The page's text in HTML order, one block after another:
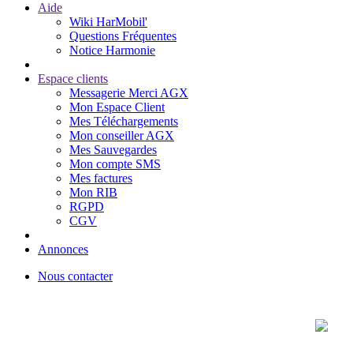
Aide
Wiki HarMobil'
Questions Fréquentes
Notice Harmonie
Espace clients
Messagerie Merci AGX
Mon Espace Client
Mes Téléchargements
Mon conseiller AGX
Mes Sauvegardes
Mon compte SMS
Mes factures
Mon RIB
RGPD
CGV
Annonces
Nous contacter